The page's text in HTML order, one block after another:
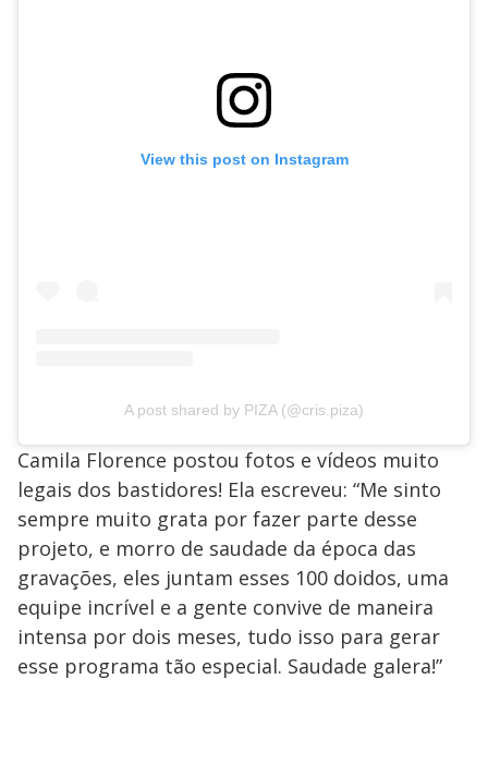
View this post on Instagram
A post shared by PIZA (@cris.piza)
Camila Florence postou fotos e vídeos muito
legais dos bastidores! Ela escreveu: “Me sinto
sempre muito grata por fazer parte desse
projeto, e morro de saudade da época das
gravações, eles juntam esses 100 doidos, uma
equipe incrível e a gente convive de maneira
intensa por dois meses, tudo isso para gerar
esse programa tão especial. Saudade galera!”